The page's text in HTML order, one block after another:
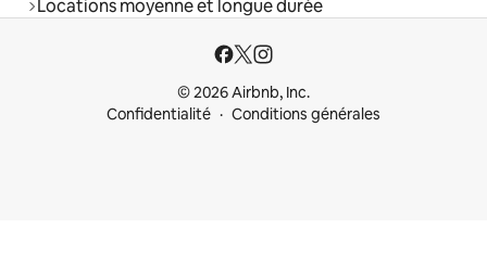
Locations moyenne et longue durée
© 2026 Airbnb, Inc.
Confidentialité
Conditions générales